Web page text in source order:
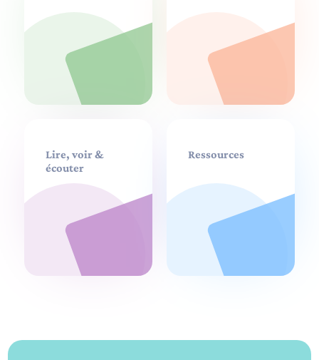
Lire, voir &
écouter
Ressources